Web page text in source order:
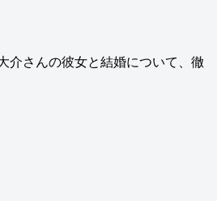
介さんの彼女と結婚について、徹